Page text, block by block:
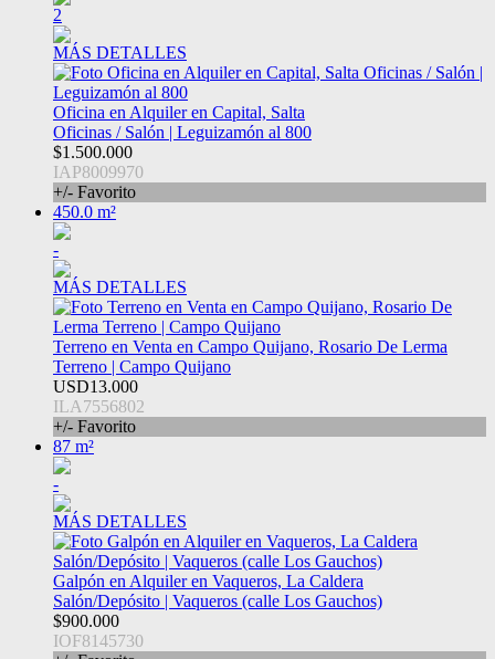
2
MÁS DETALLES
Oficina en Alquiler en Capital, Salta
Oficinas / Salón | Leguizamón al 800
$1.500.000
IAP8009970
+/- Favorito
450.0 m²
-
MÁS DETALLES
Terreno en Venta en Campo Quijano, Rosario De Lerma
Terreno | Campo Quijano
USD13.000
ILA7556802
+/- Favorito
87 m²
-
MÁS DETALLES
Galpón en Alquiler en Vaqueros, La Caldera
Salón/Depósito | Vaqueros (calle Los Gauchos)
$900.000
IOF8145730